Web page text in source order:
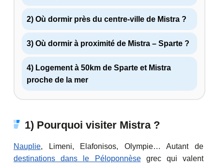
2) Où dormir près du centre-ville de Mistra ?
3) Où dormir à proximité de Mistra – Sparte ?
4) Logement à 50km de Sparte et Mistra
proche de la mer
1) Pourquoi visiter Mistra ?
Nauplie, Limeni, Elafonisos, Olympie… Autant de
destinations dans le Péloponnèsegrec qui valent